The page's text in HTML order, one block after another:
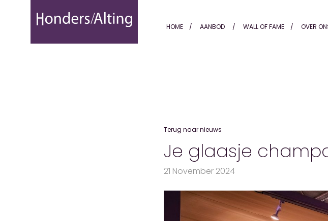
Je glaasje champagne staat klaar! -
HOME AANBOD WALL OF FAME OVER
Terug naar nieuws
Je glaasje
21 November 2024